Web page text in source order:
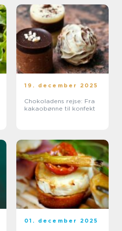
19. december 2025
Chokoladens rejse: Fra
kakaobønne til konfekt
01. december 2025